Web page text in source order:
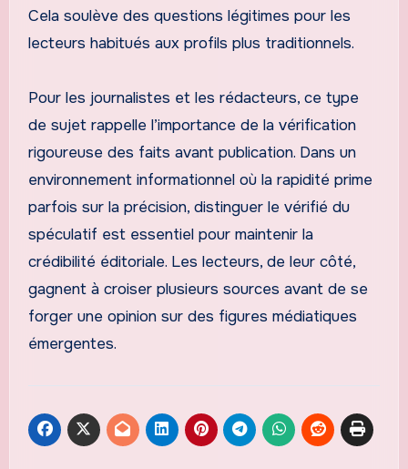
Cela soulève des questions légitimes pour les
lecteurs habitués aux profils plus traditionnels.
Pour les journalistes et les rédacteurs, ce type
de sujet rappelle l’importance de la vérification
rigoureuse des faits avant publication. Dans un
environnement informationnel où la rapidité prime
parfois sur la précision, distinguer le vérifié du
spéculatif est essentiel pour maintenir la
crédibilité éditoriale. Les lecteurs, de leur côté,
gagnent à croiser plusieurs sources avant de se
forger une opinion sur des figures médiatiques
émergentes.